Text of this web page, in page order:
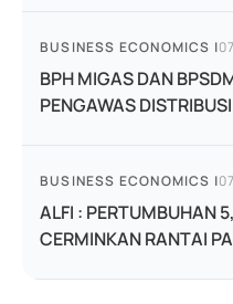
BUSINESS ECONOMICS |
BPH MIGAS DAN
PENGAWAS
BUSINESS ECONOMICS |
ALFI : PERTUMBUHAN
CERMINKAN RANTAI